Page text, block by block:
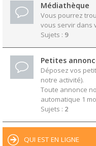
Médiathèque
Vous pourrez
vous servir dans
Sujets : 9
Petites
Déposez vos
notre activité).
Toute annonce
automatique 1
Sujets : 2
QUI EST EN LIGNE